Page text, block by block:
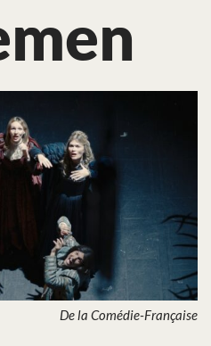
De la Comédie-Française